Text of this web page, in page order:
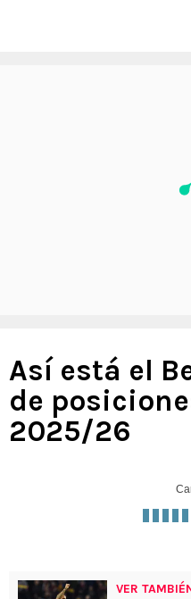
Así está el
de
2025/26
VER